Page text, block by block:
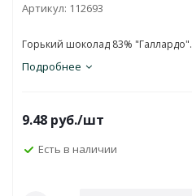
Артикул: 112693
Горький шоколад 83% "Галлардо".
Подробнее
9.48 руб./шт
Есть в наличии